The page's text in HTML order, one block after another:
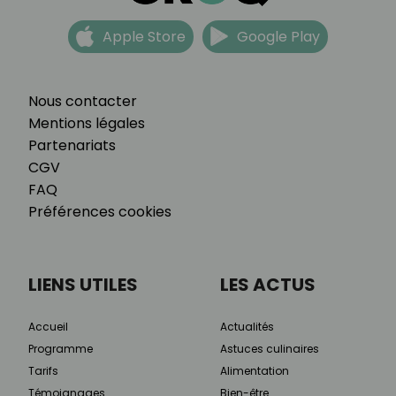
Nous contacter
Mentions légales
Partenariats
CGV
FAQ
Préférences cookies
Apple Store Google Play
LIENS UTILES
Accueil
Programme
Tarifs
Témoignages
LES ACTUS
Actualités
Astuces culinaires
Alimentation
Bien-être